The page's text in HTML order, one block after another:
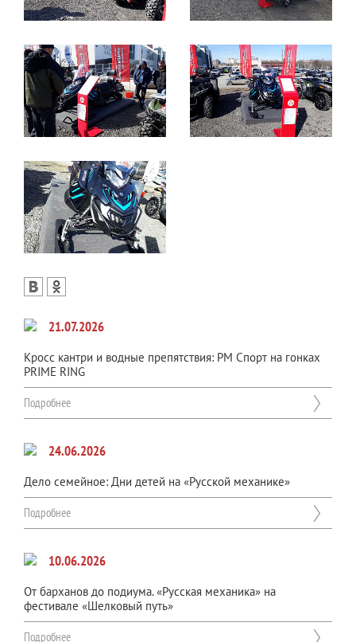
21.07.2026
Кросс кантри и водные препятствия: РМ Спорт на гонках
PRIME RING
Подробнее
24.06.2026
Дело семейное: Дни детей на «Русской механике»
Подробнее
10.06.2026
От барханов до подиума. «Русская механика» на
фестивале «Шелковый путь»
Подробнее